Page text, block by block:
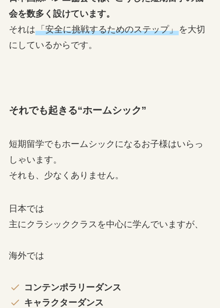
会を数多く設けています。
それは「安全に挑戦するためのステップ」を大切
にしているからです。
それでも起きる“ホームシック”
短期留学でもホームシックになるお子様はいらっ
しゃいます。
それも、少なくありません。
日本では
主にクラシッククラスを中心に学んでいますが、
海外では
コンテンポラリーダンス
キャラクターダンス